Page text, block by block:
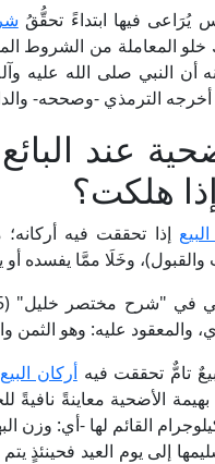
يُرَاعى فيها ابتداءً تحقُّقُ
خلو المعاملة من
أن النبي صلى الله عليه
أخرجه الترمذي -وصححه-
عند
هلكت؟
إذا تحققت فيه
والقبول)، وخَلَا ممَّا يفسده
والمعقود عليه: وهو الثمن
بيعٌ تامٌّ تحققت فيهأركان البيع
الأضحية معاينةً نافيةً
القائم لها -أي: وزن
إلى يوم العيد فحينئذٍ